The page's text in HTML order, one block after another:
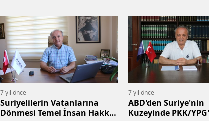
7 yıl önce
Suriyelilerin Vatanlarına
Dönmesi Temel İnsan Hakkı
7 yıl önce
ABD'den Suriye'nin
Kuzeyinde PKK/